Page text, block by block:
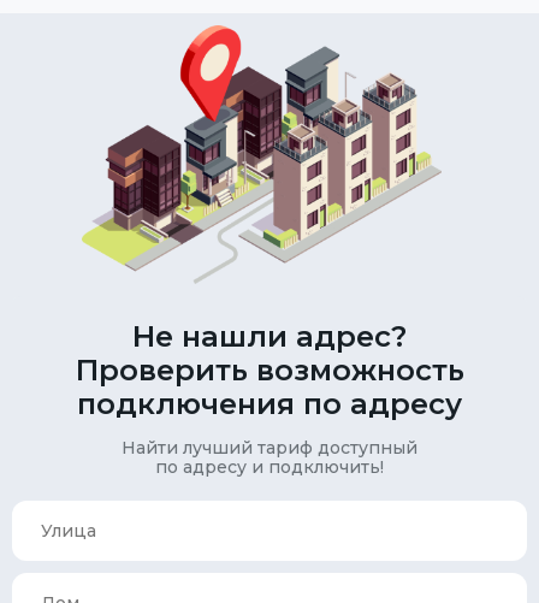
Не нашли адрес?
Проверить возможность
подключения по адресу
Найти лучший тариф доступный
по адресу и подключить!